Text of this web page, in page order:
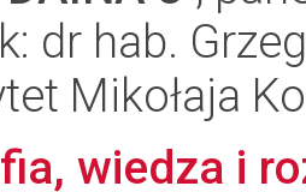
dr hab.
Mikołaja
wiedza i